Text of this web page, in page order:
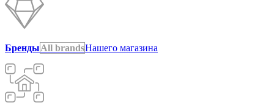
БрендыAll brandsНашего магазина